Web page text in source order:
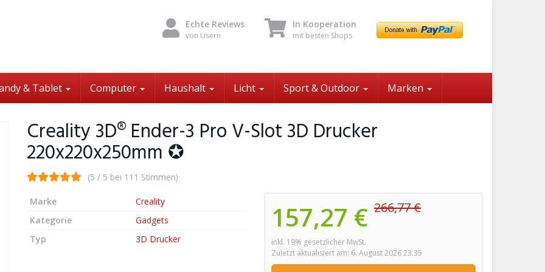
Echte Reviews
von Usern
In Kooperation
mit besten Shops
& Tablet Computer Haushalt Licht Sport & Outdoor Marken
Creality 3D® Ender-3 Pro V-Slot 3D Drucker
220x220x250mm ✪
(5 / 5 bei 111 Stimmen)
157,27 € 266,77 €
inkl. 19% gesetzlicher MwSt.
Zuletzt aktualisiert am: 6. August 2026 23:35
Marke
Creality
Kategorie
Gadgets
Typ
3D Drucker